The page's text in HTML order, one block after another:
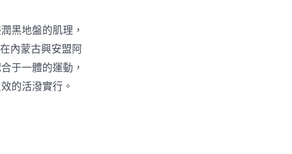
黑地盤的肌理，
內蒙古興安盟阿
于一體的運動，
的活潑實行。